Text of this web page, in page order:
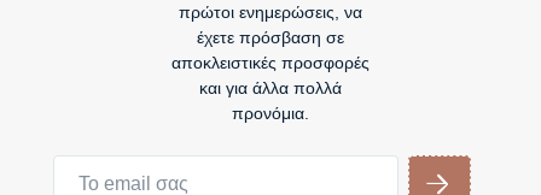
πρώτοι ενημερώσεις, να
έχετε πρόσβαση σε
αποκλειστικές προσφορές
και για άλλα πολλά
προνόμια.